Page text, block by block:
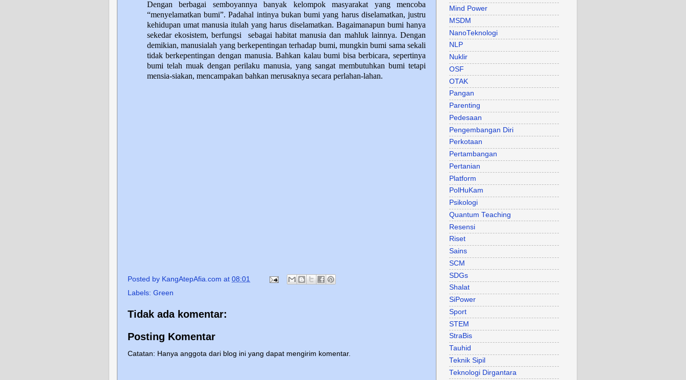
Dengan berbagai semboyannya banyak kelompok masyarakat yang mencoba
“menyelamatkan bumi”. Padahal intinya bukan bumi yang harus diselamatkan, justru
kehidupan umat manusia itulah yang harus diselamatkan. Bagaimanapun bumi hanya
sekedar ekosistem, berfungsi sebagai habitat manusia dan mahluk lainnya. Dengan
demikian, manusialah yang berkepentingan terhadap bumi, mungkin bumi sama sekali
tidak berkepentingan dengan manusia. Bahkan kalau bumi bisa berbicara, sepertinya
bumi telah muak dengan perilaku manusia, yang sangat membutuhkan bumi tetapi
mensia-siakan, mencampakan bahkan merusaknya secara perlahan-lahan.
Posted by KangAtepAfia.com at 08:01
Labels: Green
Tidak ada komentar:
Posting Komentar
Catatan: Hanya anggota dari blog ini yang dapat mengirim komentar.
Mind Power
MSDM
NanoTeknologi
NLP
Nuklir
OSF
OTAK
Pangan
Parenting
Pedesaan
Pengembangan Diri
Perkotaan
Pertambangan
Pertanian
Platform
PolHuKam
Psikologi
Quantum Teaching
Resensi
Riset
Sains
SCM
SDGs
Shalat
SiPower
Sport
STEM
StraBis
Tauhid
Teknik Sipil
Teknologi Dirgantara